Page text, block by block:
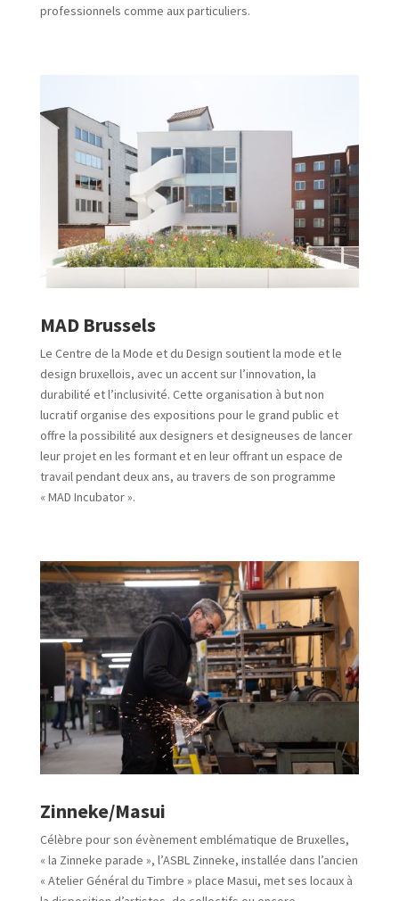
professionnels comme aux particuliers.
MAD Brussels
Le Centre de la Mode et du Design soutient la mode et le
design bruxellois, avec un accent sur l’innovation, la
durabilité et l’inclusivité. Cette organisation à but non
lucratif organise des expositions pour le grand public et
offre la possibilité aux designers et designeuses de lancer
leur projet en les formant et en leur offrant un espace de
travail pendant deux ans, au travers de son programme
« MAD Incubator ».
Zinneke/Masui
Célèbre pour son évènement emblématique de Bruxelles,
« la Zinneke parade », l’ASBL Zinneke, installée dans l’ancien
« Atelier Général du Timbre » place Masui, met ses locaux à